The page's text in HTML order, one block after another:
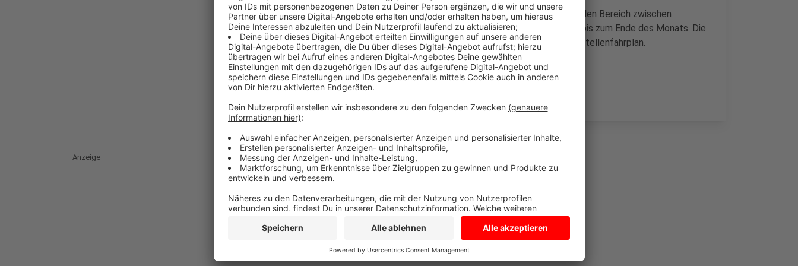
Rechnen Sie mit rund einer Viertelstunde. Das gilt besonders für den Bereich zwischen
Gladbeck-Zweckel und Essen. Die Bauarbeiten dort dauern noch bis zum Ende des Monats. Die
Züge fahren erst dann wieder wie gewohnt. Bis dahin gilt der Baustellenfahrplan.
Anzeige
Anzeige